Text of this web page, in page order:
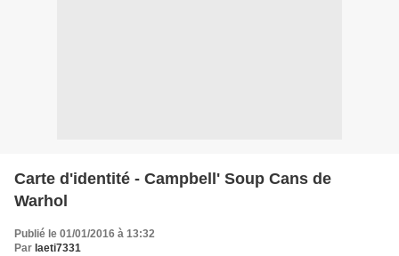
Carte d'identité - Campbell' Soup Cans de
Warhol
Publié le 01/01/2016 à 13:32
Par laeti7331